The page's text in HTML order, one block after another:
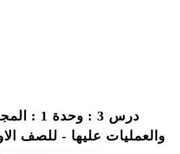
درس 3 :
والعمليات عليها - للصف